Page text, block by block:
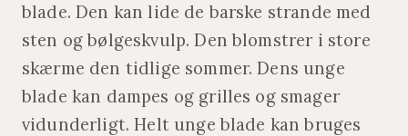
blade. Den kan lide de barske strande med
sten og bølgeskvulp. Den blomstrer i store
skærme den tidlige sommer. Dens unge
blade kan dampes og grilles og smager
vidunderligt. Helt unge blade kan bruges